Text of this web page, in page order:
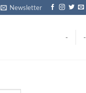
Newsletter
- -